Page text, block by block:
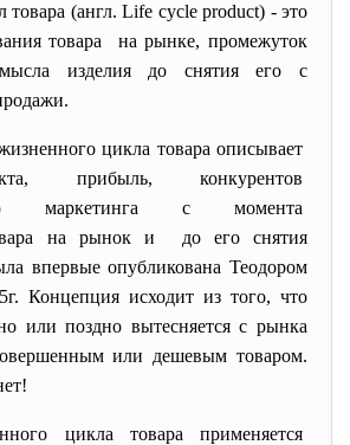
(англ. Life cycle product) - это
товара на рынке, промежуток
изделия до снятия его с
цикла товара описывает
прибыль, конкурентов
маркетинга с момента
на рынок и до его снятия
впервые опубликована Теодором
Концепция исходит из того, что
или поздно вытесняется с рынка
или дешевым товаром.
цикла товара применяется